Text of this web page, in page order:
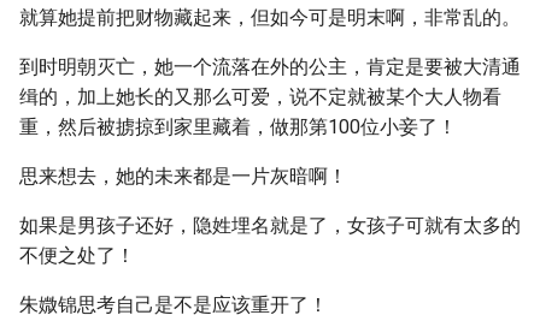
就算她提前把财物藏起来，但如今可是明末啊，非常乱的。
到时明朝灭亡，她一个流落在外的公主，肯定是要被大清通
缉的，加上她长的又那么可爱，说不定就被某个大人物看
重，然后被掳掠到家里藏着，做那第100位小妾了！
思来想去，她的未来都是一片灰暗啊！
如果是男孩子还好，隐姓埋名就是了，女孩子可就有太多的
不便之处了！
朱媺锦思考自己是不是应该重开了！